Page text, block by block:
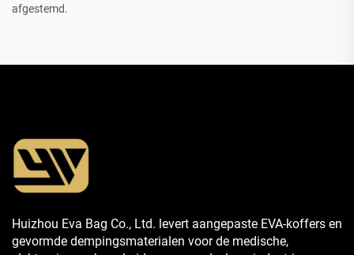
afgestemd.
Huizhou Eva Bag Co., Ltd. levert aangepaste EVA-koffers en
gevormde dempingsmaterialen voor de medische,